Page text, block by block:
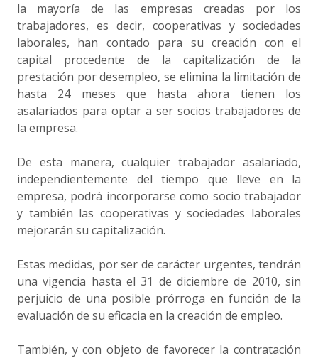
la mayoría de las empresas creadas por los
trabajadores, es decir, cooperativas y sociedades
laborales, han contado para su creación con el
capital procedente de la capitalización de la
prestación por desempleo, se elimina la limitación de
hasta 24 meses que hasta ahora tienen los
asalariados para optar a ser socios trabajadores de
la empresa.
De esta manera, cualquier trabajador asalariado,
independientemente del tiempo que lleve en la
empresa, podrá incorporarse como socio trabajador
y también las cooperativas y sociedades laborales
mejorarán su capitalización.
Estas medidas, por ser de carácter urgentes, tendrán
una vigencia hasta el 31 de diciembre de 2010, sin
perjuicio de una posible prórroga en función de la
evaluación de su eficacia en la creación de empleo.
También, y con objeto de favorecer la contratación